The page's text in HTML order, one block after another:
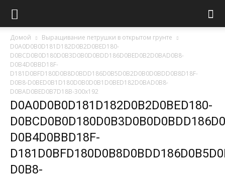
Домой
Выращивание петрушки в открытом грунте
D0A0D0B0D181D182D0B2D0BED180-
D0BCD0B0D180D0B3D0B0D0BDD186D0BED0B2D0BAD0B8-
D0B4D0BBD18F-
D181D0BFD180D0B8D0BDD186D0B5D0B2D0B0D0BDD0B8D18F-
D0B8-D0BED0B1D180D0B0D0B1D0BED182D0BAD0B8-
D0BAD0BED0B7D18B-300x192
D0A0D0B0D181D182D0B2D0BED180-
D0B4D0BBD18F-
D0B8-